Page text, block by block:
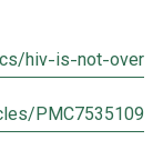
hiv-is-not-over
PMC7535109/